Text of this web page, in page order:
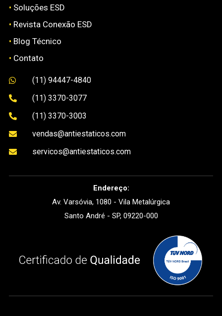
• Soluções ESD
• Revista Conexão ESD
• Blog Técnico
• Contato
 (11) 94447-4840
 (11) 3370-3077
 (11) 3370-3003
 vendas@antiestaticos.com
 servicos@antiestaticos.com
Endereço:
Av. Varsóvia, 1080 - Vila Metalúrgica
Santo André - SP, 09220-000